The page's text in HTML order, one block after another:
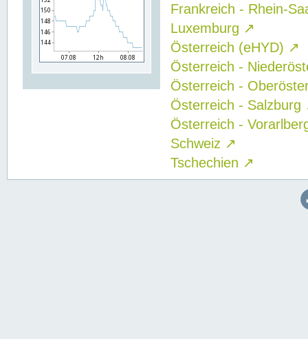
Frankreich - Rhein-
Luxemburg ↗
Österreich (eHYD) ↗
Österreich -
Österreich -
Österreich - Salzburg
Österreich -
Schweiz ↗
Tschechien ↗